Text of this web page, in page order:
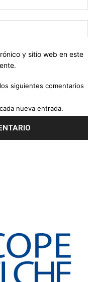
y sitio web en este
siguientes comentarios
nueva entrada.